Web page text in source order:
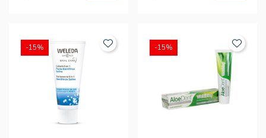
-15% -15%